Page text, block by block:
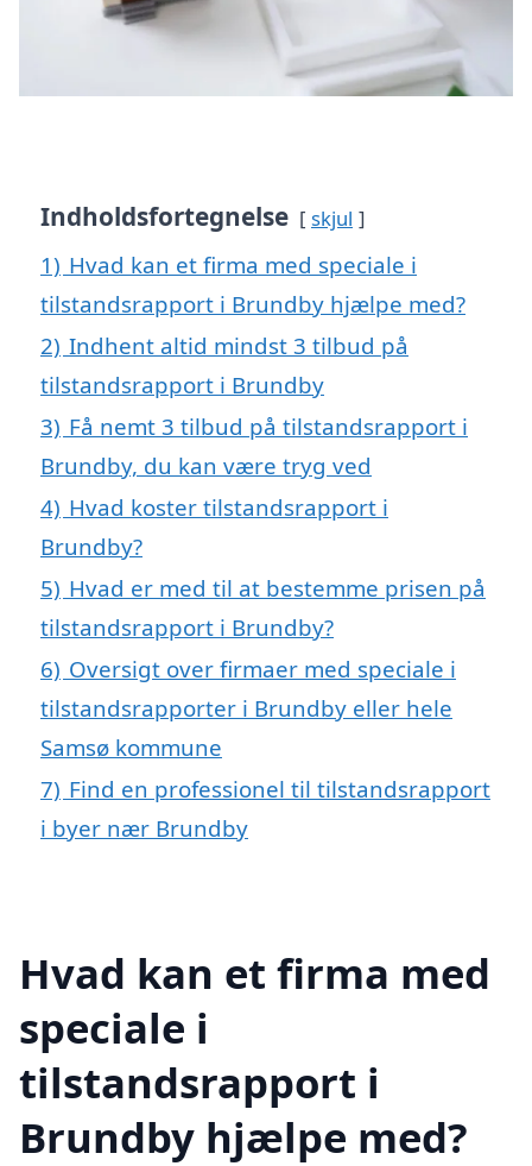
Indholdsfortegnelse skjul
1) Hvad kan et firma med speciale i
tilstandsrapport i Brundby hjælpe med?
2) Indhent altid mindst 3 tilbud på
tilstandsrapport i Brundby
3) Få nemt 3 tilbud på tilstandsrapport i
Brundby, du kan være tryg ved
4) Hvad koster tilstandsrapport i
Brundby?
5) Hvad er med til at bestemme prisen på
tilstandsrapport i Brundby?
6) Oversigt over firmaer med speciale i
tilstandsrapporter i Brundby eller hele
Samsø kommune
7) Find en professionel til tilstandsrapport
i byer nær Brundby
Hvad kan et firma med
speciale i
tilstandsrapport i
Brundby hjælpe med?